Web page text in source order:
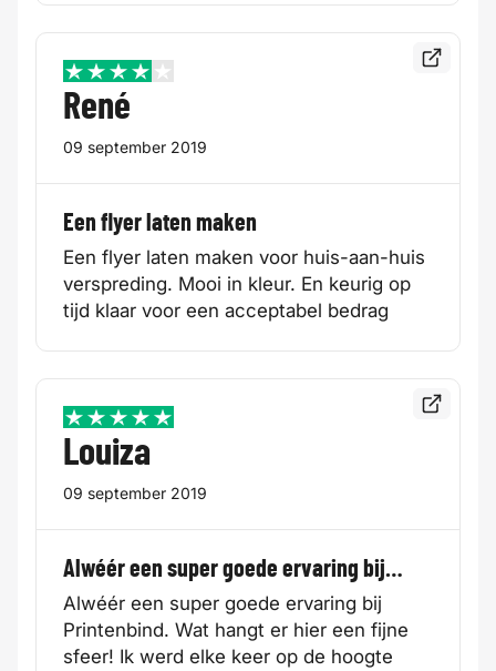
4 / 5
René
09 september 2019
Een flyer laten maken
Een flyer laten maken voor huis-aan-huis
verspreding. Mooi in kleur. En keurig op
tijd klaar voor een acceptabel bedrag
Bekijk
5 / 5
Louiza
09 september 2019
Alwéér een super goede ervaring bij…
Alwéér een super goede ervaring bij
Printenbind. Wat hangt er hier een fijne
sfeer! Ik werd elke keer op de hoogte
Bekijk